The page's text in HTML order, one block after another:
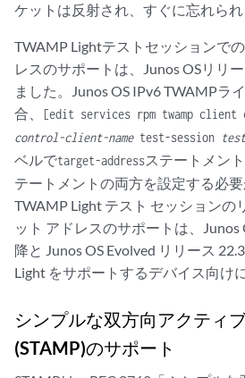
ケットは反射され、すぐに忘れられ
TWAMP Lightテストセッションで
レスのサポートは、Junos OSリリ
ました。Junos OS IPv6 TWAMPラ
合、
[edit services rpm twamp client
control-client-nametest-session
ベルでtarget-addressステートメン
テートメントの両方を設定する必
TWAMP Light テスト セッションの
ット アドレスのサポートは、Junos
降と Junos OS Evolved リリース
Light をサポートするデバイス向け
シンプルな双方向アクティ
(STAMP)のサポート